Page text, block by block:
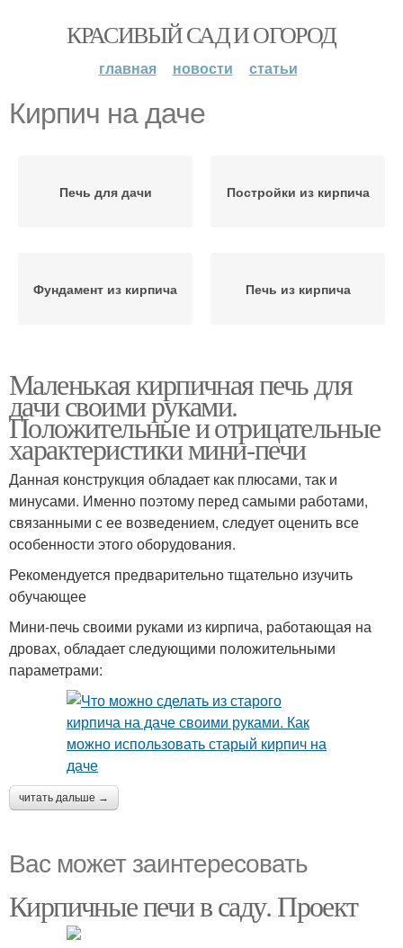
КРАСИВЫЙ САД И ОГОРОД
главная новости статьи
Кирпич на даче
Печь для дачи Постройки из кирпича
Фундамент из кирпича Печь из кирпича
Маленькая кирпичная печь для
дачи своими руками.
Положительные и отрицательные
характеристики мини-печи
Данная конструкция обладает как плюсами, так и
минусами. Именно поэтому перед самыми работами,
связанными с ее возведением, следует оценить все
особенности этого оборудования.
Рекомендуется предварительно тщательно изучить
обучающее
Мини-печь своими руками из кирпича, работающая на
дровах, обладает следующими положительными
параметрами:
читать дальше →
Вас может заинтересовать
Кирпичные печи в саду. Проект